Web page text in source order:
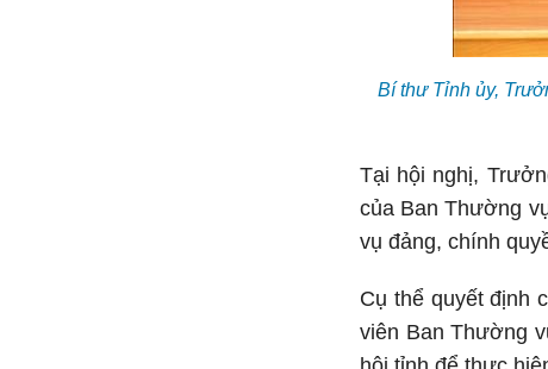
Bí thư Tỉnh ủy,
Tại hội nghị,
của Ban Thường
vụ đảng, chính
Cụ thể quyết định
viên Ban Thường